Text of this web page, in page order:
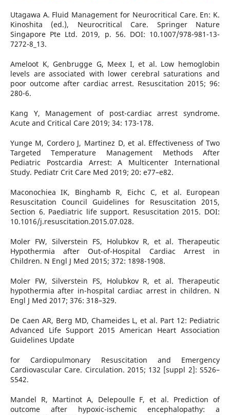
Utagawa A. Fluid Management for Neurocritical Care. En: K.
Kinoshita (ed.), Neurocritical Care. Springer Nature
Singapore Pte Ltd. 2019, p. 56. DOI: 10.1007/978-981-13-
7272-8_13.
Ameloot K, Genbrugge G, Meex I, et al. Low hemoglobin
levels are associated with lower cerebral saturations and
poor outcome after cardiac arrest. Resuscitation 2015; 96:
280-6.
Kang Y, Management of post-cardiac arrest syndrome.
Acute and Critical Care 2019; 34: 173-178.
Yunge M, Cordero J, Martinez D, et al. Effectiveness of Two
Targeted Temperature Management Methods After
Pediatric Postcardia Arrest: A Multicenter International
Study. Pediatr Crit Care Med 2019; 20: e77–e82.
Maconochiea IK, Binghamb R, Eichc C, et al. European
Resuscitation Council Guidelines for Resuscitation 2015,
Section 6. Paediatric life support. Resuscitation 2015. DOI:
10.1016/j.resuscitation.2015.07.028.
Moler FW, Silverstein FS, Holubkov R, et al. Therapeutic
Hypothermia after Out-of-Hospital Cardiac Arrest in
Children. N Engl J Med 2015; 372: 1898-1908.
Moler FW, Silverstein FS, Holubkov R, et al. Therapeutic
hypothermia after in-hospital cardiac arrest in children. N
Engl J Med 2017; 376: 318–329.
De Caen AR, Berg MD, Chameides L, et al. Part 12: Pediatric
Advanced Life Support 2015 American Heart Association
Guidelines Update
for Cardiopulmonary Resuscitation and Emergency
Cardiovascular Care. Circulation. 2015; 132 [suppl 2]: S526–
S542.
Mandel R, Martinot A, Delepoulle F, et al. Prediction of
outcome after hypoxic-ischemic encephalopathy: a